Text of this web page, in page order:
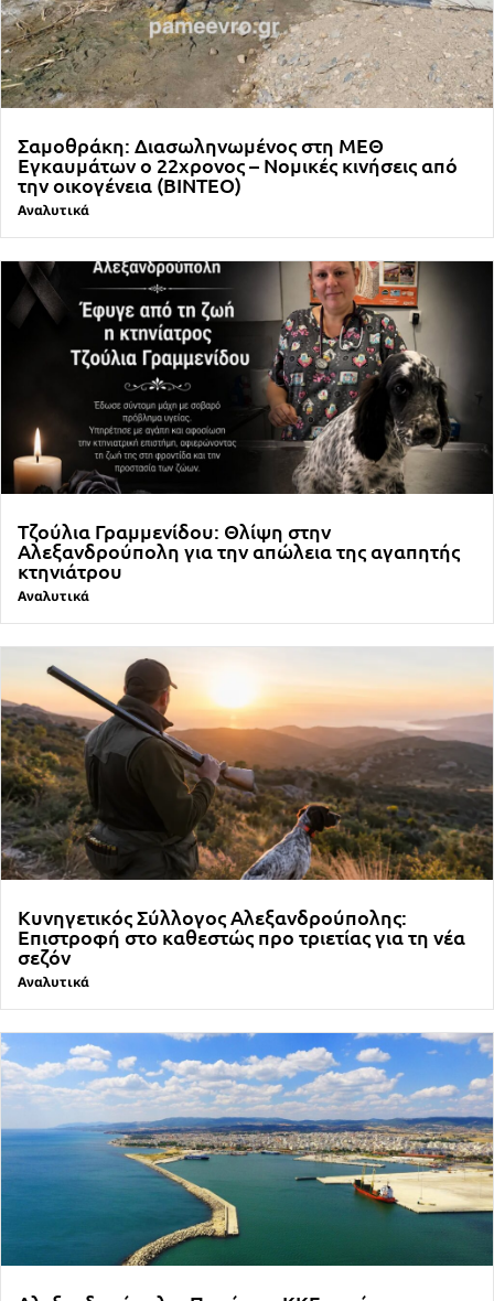
Σαμοθράκη: Διασωληνωμένος στη ΜΕΘ
Εγκαυμάτων ο 22χρονος – Νομικές κινήσεις από
την οικογένεια (ΒΙΝΤΕΟ)
Αναλυτικά
Τζούλια Γραμμενίδου: Θλίψη στην
Αλεξανδρούπολη για την απώλεια της αγαπητής
κτηνιάτρου
Αναλυτικά
Κυνηγετικός Σύλλογος Αλεξανδρούπολης:
Επιστροφή στο καθεστώς προ τριετίας για τη νέα
σεζόν
Αναλυτικά